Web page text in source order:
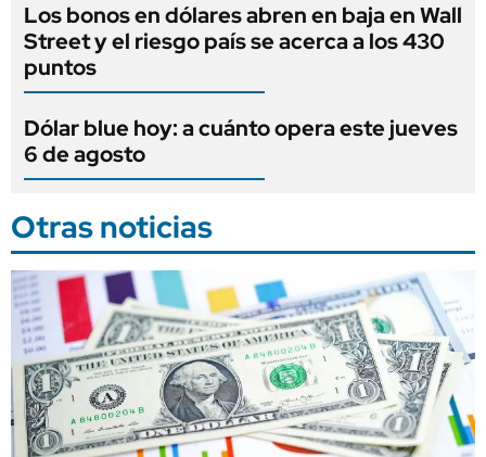
Los bonos en dólares abren en baja en Wall
Street y el riesgo país se acerca a los 430
puntos
Dólar blue hoy: a cuánto opera este jueves
6 de agosto
Otras noticias